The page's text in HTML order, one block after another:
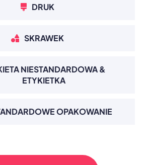
DRUK
SKRAWEK
NIESTANDARDOWA &
ETYKIETKA
OPAKOWANIE